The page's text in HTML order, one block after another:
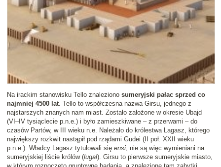
Na irackim stanowisku Tello znaleziono sumeryjski pałac sprzed co
najmniej 4500 lat. Tello to współczesna nazwa Girsu, jednego z
najstarszych znanych nam miast. Zostało założone w okresie Ubajd
(VI–IV tysiąclecie p.n.e.) i było zamieszkiwane – z przerwami – do
czasów Partów, w III wieku n.e. Należało do królestwa Lagasz, którego
największy rozkwit nastąpił pod rządami Gudei (II poł. XXII wieku
p.n.e.). Władcy Lagasz tytułowali się ensi, nie są więc wymieniani na
sumeryjskiej liście królów (lugal). Girsu to pierwsze sumeryjskie miasto,